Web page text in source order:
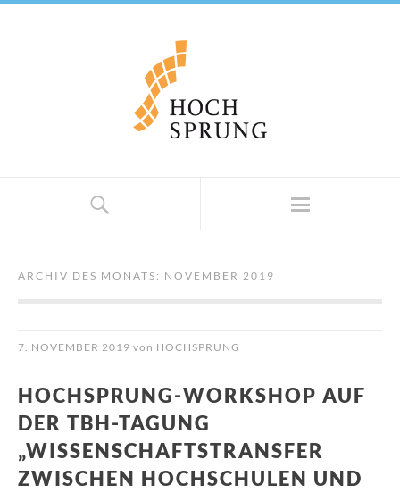
ARCHIV DES MONATS: NOVEMBER 2019
7. NOVEMBER 2019 von HOCHSPRUNG
HOCHSPRUNG-WORKSHOP AUF
DER TBH-TAGUNG
„WISSENSCHAFTSTRANSFER
ZWISCHEN HOCHSCHULEN UND